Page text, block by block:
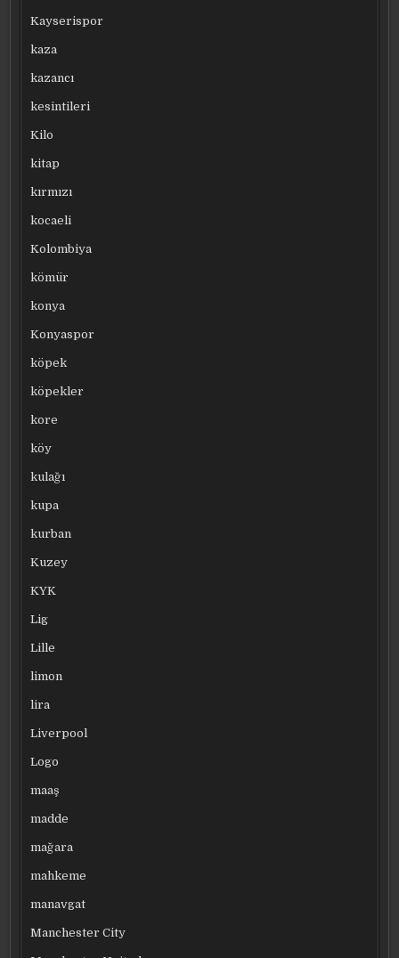
Kayserispor
kaza
kazancı
kesintileri
Kilo
kitap
kırmızı
kocaeli
Kolombiya
kömür
konya
Konyaspor
köpek
köpekler
kore
köy
kulağı
kupa
kurban
Kuzey
KYK
Lig
Lille
limon
lira
Liverpool
Logo
maaş
madde
mağara
mahkeme
manavgat
Manchester City